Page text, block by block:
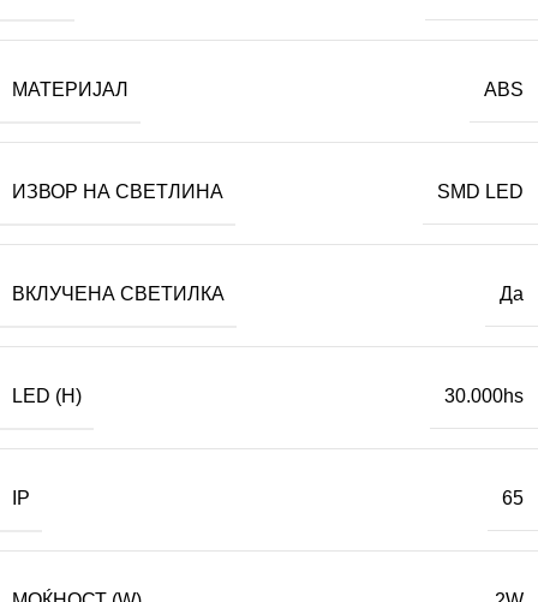
МАТЕРИЈАЛ ABS
ИЗВОР НА СВЕТЛИНА SMD LED
ВКЛУЧЕНА СВЕТИЛКА Да
LED (H) 30.000hs
IP 65